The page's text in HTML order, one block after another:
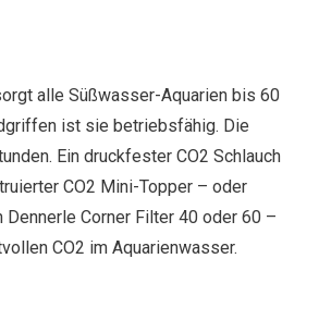
alle Süßwasser-Aquarien bis 60
ist sie betriebsfähig. Die
Ein druckfester CO2 Schlauch
CO2 Mini-Topper – oder
Corner Filter 40 oder 60 –
CO2 im Aquarienwasser.